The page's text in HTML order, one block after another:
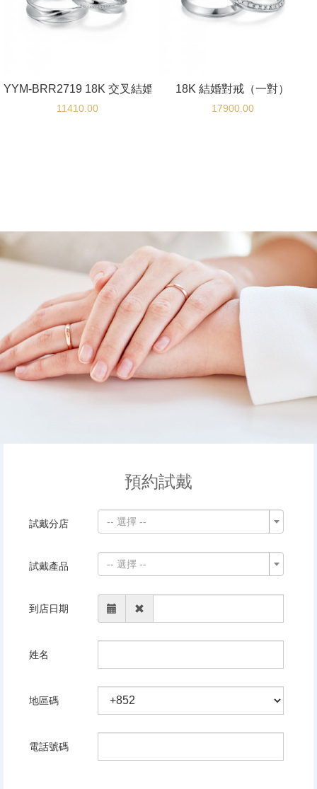
YYM-BRR2719 18K 交叉結婚對戒（一對）
11410.00
18K 結婚對戒（一對）
17900.00
預約試戴
試戴分店 -- 選擇 --
試戴產品 -- 選擇 --
到店日期
姓名
地區碼
電話號碼